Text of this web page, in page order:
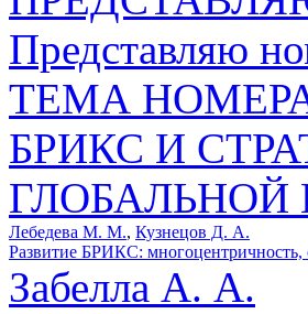
Представляю
ТЕМА
БРИКС И
ГЛОБАЛЬНОЙ
Лебедева М. М., Кузнецов Д. А.
Развитие БРИКС: многоцентричность,
Забелла А. А.